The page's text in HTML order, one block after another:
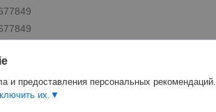
и предоставления персональных рекомендаций.
их.